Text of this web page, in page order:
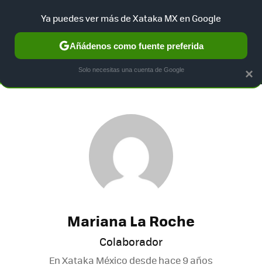
SELECCIÓN GAMING HOME AUTO TERRITORIO
Mariana La Roche
Colaborador
En Xataka México desdehace 9 años
×
Ya puedes ver más de Xataka MX en Google
Añádenos como fuente preferida
Solo necesitas una cuenta de Google